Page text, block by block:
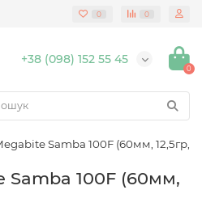
0 0
+38 (098) 152 55 45
0
Samba 100F (60мм, 12,5гр,
Samba 100F (60мм,